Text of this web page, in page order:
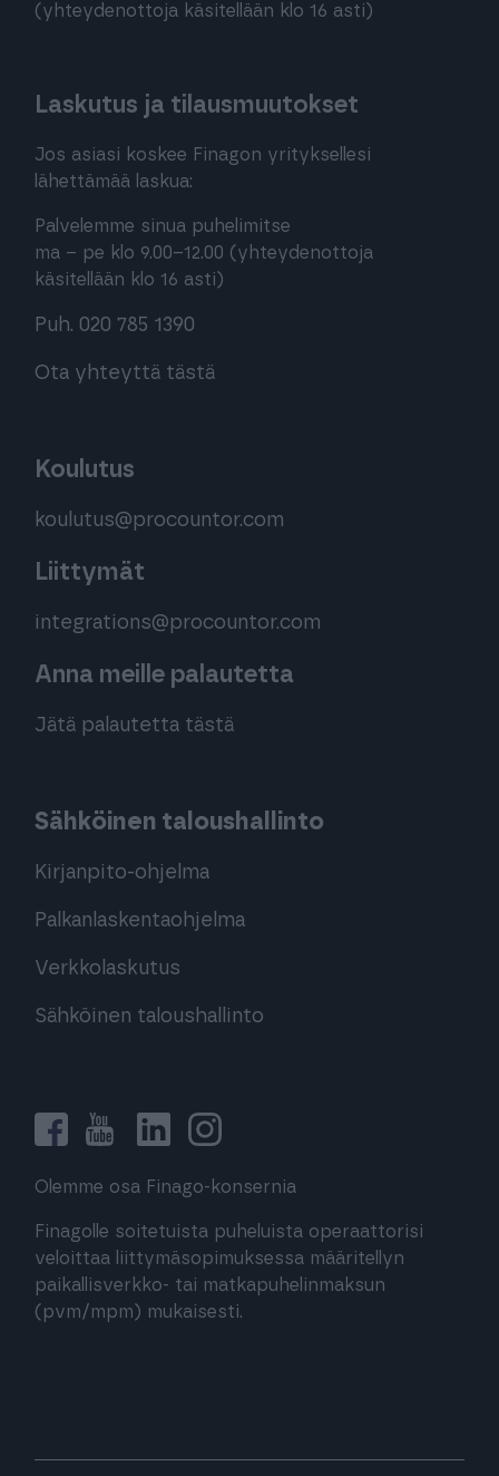
(yhteydenottoja käsitellään klo 16 asti)
Laskutus ja tilausmuutokset
Jos asiasi koskee Finagon yrityksellesi
lähettämää laskua:
Palvelemme sinua puhelimitse
ma – pe klo 9.00–12.00 (yhteydenottoja
käsitellään klo 16 asti)
Puh. 020 785 1390
Ota yhteyttä tästä
Koulutus
koulutus@procountor.com
Liittymät
integrations@procountor.com
Anna meille palautetta
Jätä palautetta tästä
Sähköinen taloushallinto
Kirjanpito-ohjelma
Palkanlaskentaohjelma
Verkkolaskutus
Sähköinen taloushallinto
Olemme osa Finago-konsernia
Finagolle soitetuista puheluista operaattorisi
veloittaa liittymäsopimuksessa määritellyn
paikallisverkko- tai matkapuhelinmaksun
(pvm/mpm) mukaisesti.